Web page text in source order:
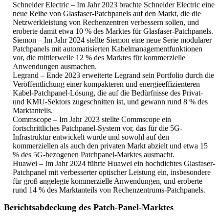
Schneider Electric – Im Jahr 2023 brachte Schneider Electric eine
neue Reihe von Glasfaser-Patchpanels auf den Markt, die die
Netzwerkleistung von Rechenzentren verbessern sollen, und
eroberte damit etwa 10 % des Marktes für Glasfaser-Patchpanels.
Siemon – Im Jahr 2024 stellte Siemon eine neue Serie modularer
Patchpanels mit automatisierten Kabelmanagementfunktionen
vor, die mittlerweile 12 % des Marktes für kommerzielle
Anwendungen ausmachen.
Legrand – Ende 2023 erweiterte Legrand sein Portfolio durch die
Veröffentlichung einer kompakteren und energieeffizienteren
Kabel-Patchpanel-Lösung, die auf die Bedürfnisse des Privat-
und KMU-Sektors zugeschnitten ist, und gewann rund 8 % des
Marktanteils.
Commscope – Im Jahr 2023 stellte Commscope ein
fortschrittliches Patchpanel-System vor, das für die 5G-
Infrastruktur entwickelt wurde und sowohl auf den
kommerziellen als auch den privaten Markt abzielt und etwa 15
% des 5G-bezogenen Patchpanel-Marktes ausmacht.
Huawei – Im Jahr 2024 führte Huawei ein hochdichtes Glasfaser-
Patchpanel mit verbesserter optischer Leistung ein, insbesondere
für groß angelegte kommerzielle Anwendungen, und eroberte
rund 14 % des Marktanteils von Rechenzentrums-Patchpanels.
Berichtsabdeckung des Patch-Panel-Marktes